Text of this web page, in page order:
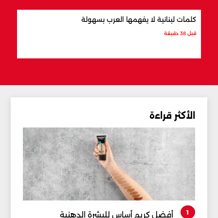
كلمات لبنانية لا يفهمها العرب بسهولة
قبل 38 دقيقة
الأكثر قراءة
1 أفضل كريم أساس للبشرة الدهنية